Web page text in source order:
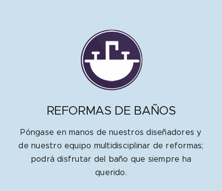
REFORMAS DE BAÑOS
Póngase en manos de nuestros diseñadores y
de nuestro equipo multidisciplinar de reformas;
podrá disfrutar del baño que siempre ha
querido.